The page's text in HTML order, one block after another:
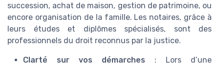
succession, achat de maison, gestion de patrimoine, ou
encore organisation de la famille. Les notaires, grâce à
leurs études et diplômes spécialisés, sont des
professionnels du droit reconnus par la justice.
Clarté sur vos démarches : Lors d’une